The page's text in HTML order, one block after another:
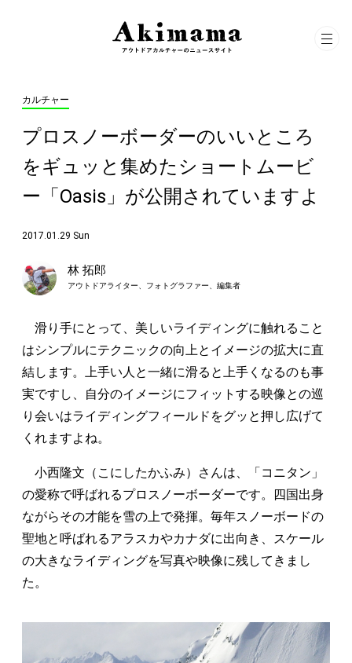
カルチャー
プロスノーボーダーのいいところ
をギュッと集めたショートムービ
ー「Oasis」が公開されていますよ
2017.01.29 Sun
林 拓郎
アウトドアライター、フォトグラファー、編集者
滑り手にとって、美しいライディングに触れること
はシンプルにテクニックの向上とイメージの拡大に直
結します。上手い人と一緒に滑ると上手くなるのも事
実ですし、自分のイメージにフィットする映像との巡
り会いはライディングフィールドをグッと押し広げて
くれますよね。
小西隆文（こにしたかふみ）さんは、「コニタン」
の愛称で呼ばれるプロスノーボーダーです。四国出身
ながらその才能を雪の上で発揮。毎年スノーボードの
聖地と呼ばれるアラスカやカナダに出向き、スケール
の大きなライディングを写真や映像に残してきまし
た。